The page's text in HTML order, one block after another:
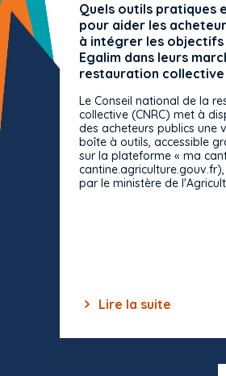
Quels outils pratiques
pour aider les
à intégrer les objectifs
Egalim dans leurs
restauration collective
Le Conseil national de la
collective (CNRC) met à
des acheteurs publics une
boîte à outils, accessible
sur la plateforme « ma
par le ministère de
Lire la suite